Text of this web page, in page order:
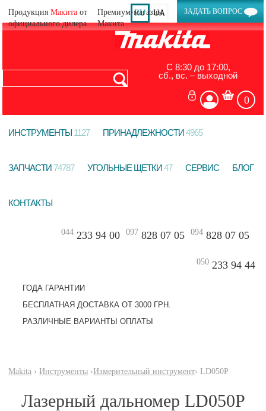
ПродукцияМакита от
официального дилера
ЗАДАТЬ ВОПРОС
RU UA
С 8:30 до 17:00,
сб., вс. – выходной
0
ИНСТРУМЕНТЫ 1127 ПРИНАДЛЕЖНОСТИ4965
ЗАПЧАСТИ74787 УГОЛЬНЫЕ ЩЕТКИ47 СЕРВИС БЛОГ
КОНТАКТЫ
044233 94 00 097 828 07 05 094828 07 05
050233 94 44
ГОДА ГАРАНТИИ
БЕСПЛАТНАЯ ДОСТАВКА ОТ 3000 ГРН.
РАЗЛИЧНЫЕ ВАРИАНТЫ ОПЛАТЫ
Makita ›Инструменты ›Измерительный инструмент› LD050P
Лазерный дальномер LD050P